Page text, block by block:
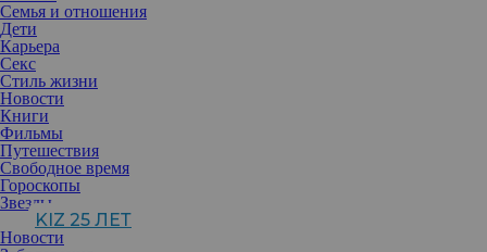
Семья и отношения
Дети
Карьера
Секс
Стиль жизни
Новости
Книги
Фильмы
Путешествия
Свободное время
Гороскопы
Звезды
KIZ 25 ЛЕТ
Новости
Иногда употребление определенных продуктов, блюд или
напитков, особенно в большом количестве, заставляет ваше
сердце биться быстрее. Иногда вы ощущаете даже физический
дискомфорт и неприятное чувство в груди. Рассказываем, какие
провоцируют сердцебиение и почему.